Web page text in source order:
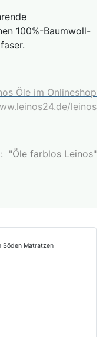
100%-Baumwoll-
Öle im Onlineshop
leinos
"Öle farblos Leinos"